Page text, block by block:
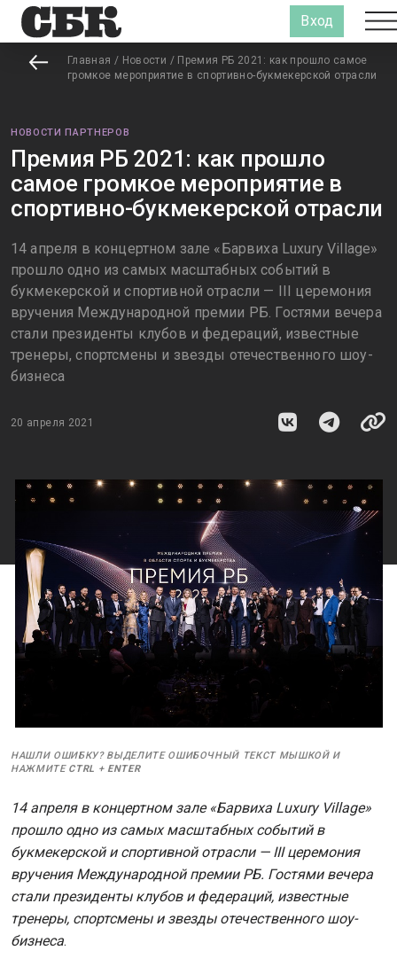
Вход
Главная / Новости / Премия РБ 2021: как прошло самое
громкое мероприятие в спортивно-букмекерской отрасли
НОВОСТИ ПАРТНЕРОВ
Премия РБ 2021: как прошло
самое громкое мероприятие в
спортивно-букмекерской отрасли
14 апреля в концертном зале «Барвиха Luxury Village»
прошло одно из самых масштабных событий в
букмекерской и спортивной отрасли — III церемония
вручения Международной премии РБ. Гостями вечера
стали президенты клубов и федераций, известные
тренеры, спортсмены и звезды отечественного шоу-
бизнеса
20 апреля 2021
НАШЛИ ОШИБКУ? ВЫДЕЛИТЕ ОШИБОЧНЫЙ ТЕКСТ МЫШКОЙ И
НАЖМИТЕ CTRL + ENTER
14 апреля в концертном зале «Барвиха Luxury Village»
прошло одно из самых масштабных событий в
букмекерской и спортивной отрасли — III церемония
вручения Международной премии РБ. Гостями вечера
стали президенты клубов и федераций, известные
тренеры, спортсмены и звезды отечественного шоу-
бизнеса.